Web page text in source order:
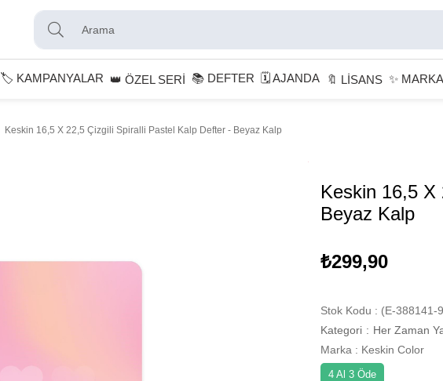
🏷️ KAMPANYALAR 👑 ÖZEL SERİ 📚 DEFTER 🗓 AJANDA 🔖 LİSANS ✨
Keskin 16,5 X 22,5 Çizgili Spiralli Pastel Kalp Defter - Beyaz Kalp
Keskin 16,5
Beyaz Kalp
₺299,90
Stok Kodu
(E-388141-
Kategori : Her Zaman
Marka : Keskin Color
4 Al 3 Öde